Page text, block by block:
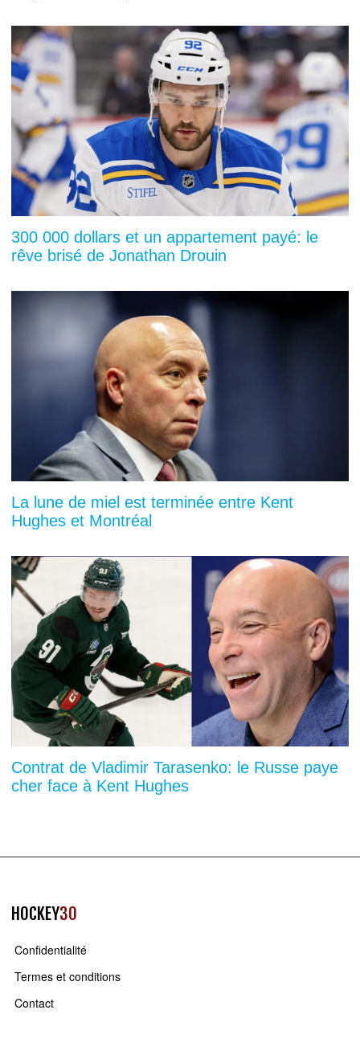
300 000 dollars et un appartement payé: le
rêve brisé de Jonathan Drouin
La lune de miel est terminée entre Kent
Hughes et Montréal
Contrat de Vladimir Tarasenko: le Russe paye
cher face à Kent Hughes
HOCKEY30
Confidentialité
Termes et conditions
Contact